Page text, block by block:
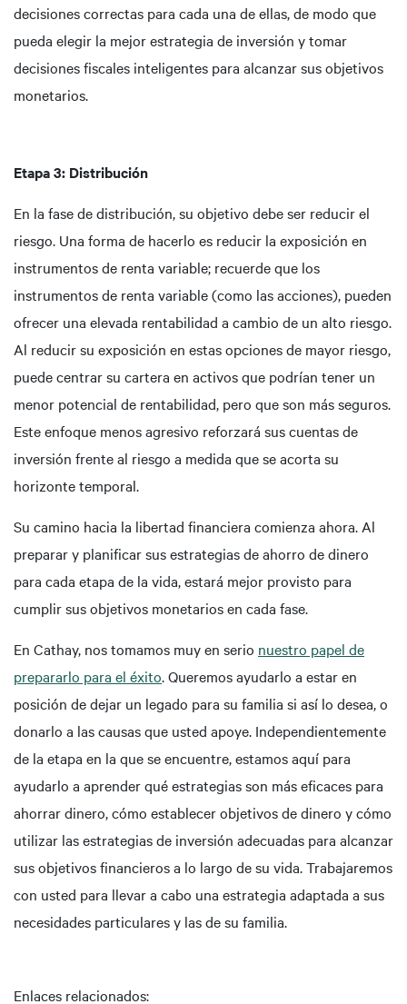
decisiones correctas para cada una de ellas, de modo que
pueda elegir la mejor estrategia de inversión y tomar
decisiones fiscales inteligentes para alcanzar sus objetivos
monetarios.
Etapa 3: Distribución
En la fase de distribución, su objetivo debe ser reducir el
riesgo. Una forma de hacerlo es reducir la exposición en
instrumentos de renta variable; recuerde que los
instrumentos de renta variable (como las acciones), pueden
ofrecer una elevada rentabilidad a cambio de un alto riesgo.
Al reducir su exposición en estas opciones de mayor riesgo,
puede centrar su cartera en activos que podrían tener un
menor potencial de rentabilidad, pero que son más seguros.
Este enfoque menos agresivo reforzará sus cuentas de
inversión frente al riesgo a medida que se acorta su
horizonte temporal.
Su camino hacia la libertad financiera comienza ahora. Al
preparar y planificar sus estrategias de ahorro de dinero
para cada etapa de la vida, estará mejor provisto para
cumplir sus objetivos monetarios en cada fase.
En Cathay, nos tomamos muy en serio nuestro papel de
prepararlo para el éxito. Queremos ayudarlo a estar en
posición de dejar un legado para su familia si así lo desea, o
donarlo a las causas que usted apoye. Independientemente
de la etapa en la que se encuentre, estamos aquí para
ayudarlo a aprender qué estrategias son más eficaces para
ahorrar dinero, cómo establecer objetivos de dinero y cómo
utilizar las estrategias de inversión adecuadas para alcanzar
sus objetivos financieros a lo largo de su vida. Trabajaremos
con usted para llevar a cabo una estrategia adaptada a sus
necesidades particulares y las de su familia.
Enlaces relacionados: